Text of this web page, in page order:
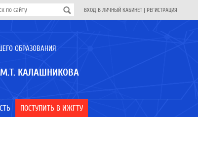
ВХОД В ЛИЧНЫЙ КАБИНЕТ | РЕГИСТРАЦИЯ
ОБРАЗОВАНИЯ
КАЛАШНИКОВА
ПОСТУПИТЬ В ИЖГТУ